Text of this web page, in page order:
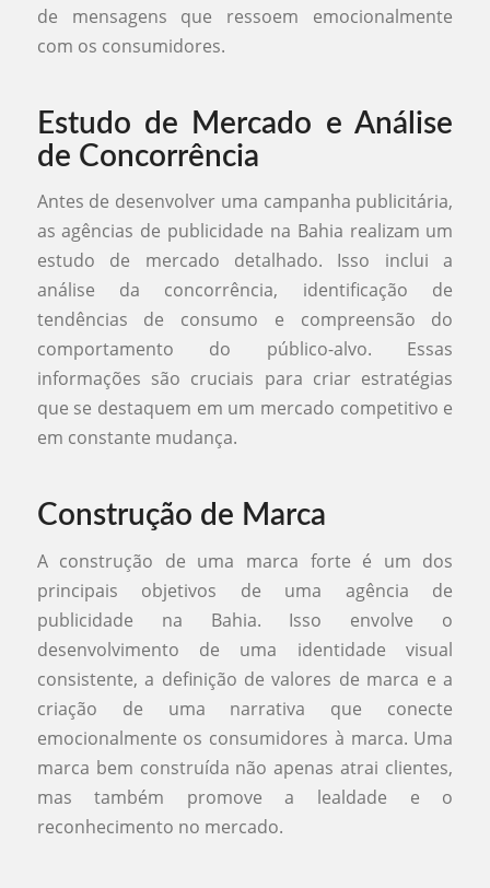
de mensagens que ressoem emocionalmente
com os consumidores.
Estudo de Mercado e Análise
de Concorrência
Antes de desenvolver uma campanha publicitária,
as agências de publicidade na Bahia realizam um
estudo de mercado detalhado. Isso inclui a
análise da concorrência, identificação de
tendências de consumo e compreensão do
comportamento do público-alvo. Essas
informações são cruciais para criar estratégias
que se destaquem em um mercado competitivo e
em constante mudança.
Construção de Marca
A construção de uma marca forte é um dos
principais objetivos de uma agência de
publicidade na Bahia. Isso envolve o
desenvolvimento de uma identidade visual
consistente, a definição de valores de marca e a
criação de uma narrativa que conecte
emocionalmente os consumidores à marca. Uma
marca bem construída não apenas atrai clientes,
mas também promove a lealdade e o
reconhecimento no mercado.